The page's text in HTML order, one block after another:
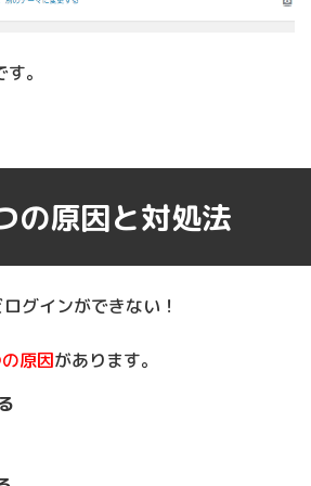
。
の原因と対処法
グインができない！
原因があります。